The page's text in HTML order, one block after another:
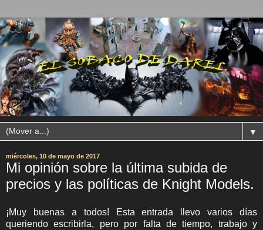
▼
miércoles, 10 de mayo de 2017
Mi opinión sobre la última subida de
precios y las políticas de Knight Models.
¡Muy buenas a todos! Esta entrada llevo varios días
queriendo escribirla, pero por falta de tiempo, trabajo y